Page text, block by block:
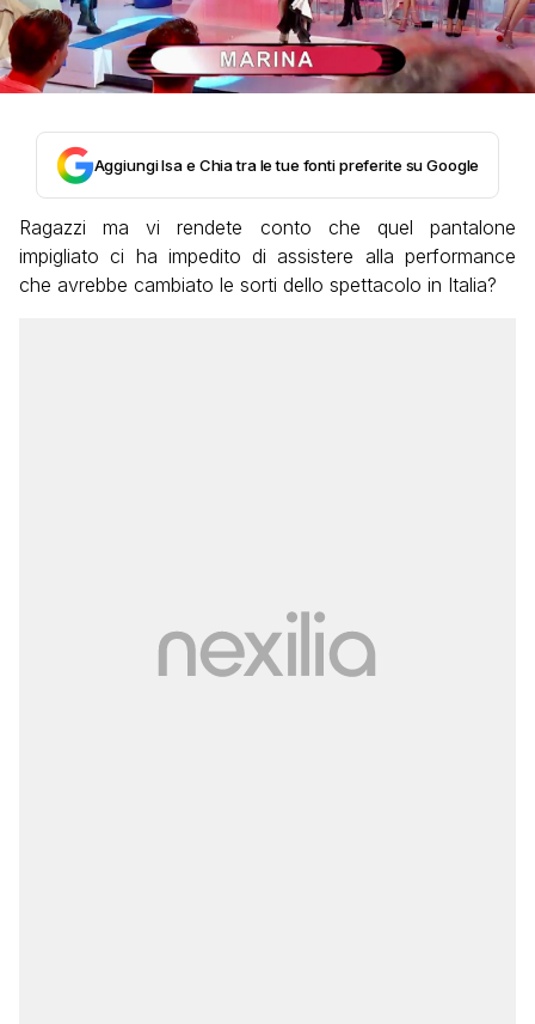
Aggiungi Isa e Chia tra le tue fonti preferite su Google
Ragazzi ma vi rendete conto che quel pantalone
impigliato ci ha impedito di assistere alla performance
che avrebbe cambiato le sorti dello spettacolo in Italia?